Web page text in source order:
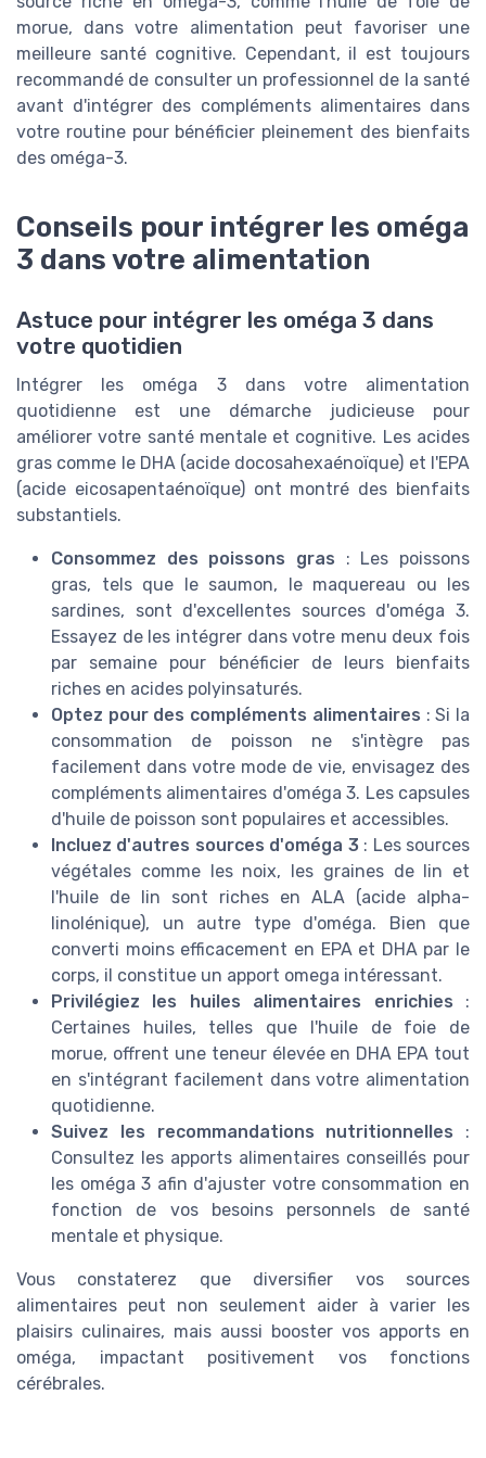
morue, dans votre alimentation peut favoriser une
meilleure santé cognitive. Cependant, il est toujours
recommandé de consulter un professionnel de la santé
avant d'intégrer des compléments alimentaires dans
votre routine pour bénéficier pleinement des bienfaits
des oméga-3.
Conseils pour intégrer les oméga
3 dans votre alimentation
Astuce pour intégrer les oméga 3 dans
votre quotidien
Intégrer les oméga 3 dans votre alimentation
quotidienne est une démarche judicieuse pour
améliorer votre santé mentale et cognitive. Les acides
gras comme le DHA (acide docosahexaénoïque) et l'EPA
(acide eicosapentaénoïque) ont montré des bienfaits
substantiels.
Consommez des poissons gras : Les poissons
gras, tels que le saumon, le maquereau ou les
sardines, sont d'excellentes sources d'oméga 3.
Essayez de les intégrer dans votre menu deux fois
par semaine pour bénéficier de leurs bienfaits
riches en acides polyinsaturés.
Optez pour des compléments alimentaires : Si la
consommation de poisson ne s'intègre pas
facilement dans votre mode de vie, envisagez des
compléments alimentaires d'oméga 3. Les capsules
d'huile de poisson sont populaires et accessibles.
Incluez d'autres sources d'oméga 3 : Les sources
végétales comme les noix, les graines de lin et
l'huile de lin sont riches en ALA (acide alpha-
linolénique), un autre type d'oméga. Bien que
converti moins efficacement en EPA et DHA par le
corps, il constitue un apport omega intéressant.
Privilégiez les huiles alimentaires enrichies :
Certaines huiles, telles que l'huile de foie de
morue, offrent une teneur élevée en DHA EPA tout
en s'intégrant facilement dans votre alimentation
quotidienne.
Suivez les recommandations nutritionnelles :
Consultez les apports alimentaires conseillés pour
les oméga 3 afin d'ajuster votre consommation en
fonction de vos besoins personnels de santé
mentale et physique.
Vous constaterez que diversifier vos sources
alimentaires peut non seulement aider à varier les
plaisirs culinaires, mais aussi booster vos apports en
oméga, impactant positivement vos fonctions
cérébrales.